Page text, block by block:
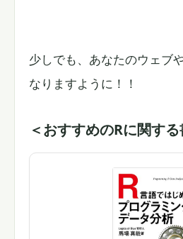
少しでも、あなたのウェブ
なりますように！！
＜おすすめのRに関す